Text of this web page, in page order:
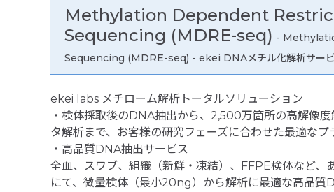
Methylation Dependent
Sequencing (MDRE-seq) -
Sequencing (MDRE-seq) - ekei DNAメチル化解析サー
ekei labs メチローム解析トータルソリューション
・検体採取後のDNA抽出から、2,500万箇所の高解像
タ解析まで、お客様の研究フェーズに合わせた最適なプ
・高品質DNA抽出サービス
全血、スワブ、組織（新鮮・凍結）、FFPE検体など、
にて、微量検体（最小20ng）から解析に最適な高品質